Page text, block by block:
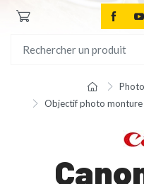
Photo
Objectif photo monture